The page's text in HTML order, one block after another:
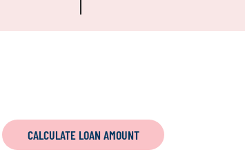
CALCULATE LOAN AMOUNT